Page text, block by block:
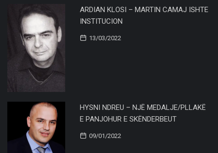
ARDIAN KLOSI – MARTIN CAMAJ ISHTE
INSTITUCION
13/03/2022
HYSNI NDREU – NJË MEDALJE/PLLAKË
E PANJOHUR E SKËNDERBEUT
09/01/2022